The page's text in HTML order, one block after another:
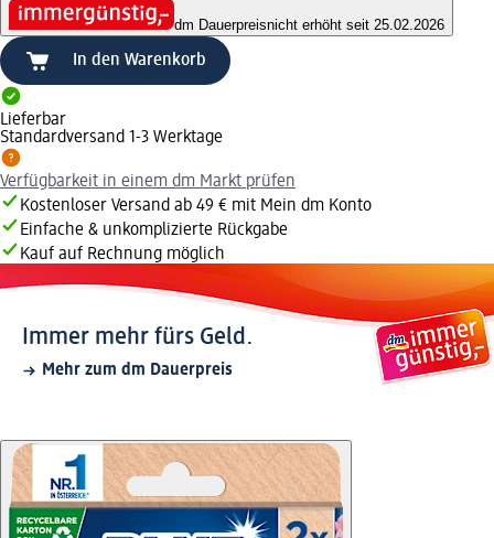
dm Dauerpreisnicht erhöht seit 25.02.2026
In den Warenkorb
Lieferbar
Standardversand 1-3 Werktage
Verfügbarkeit in einem dm Markt prüfen
Kostenloser Versand ab 49 € mit Mein dm Konto
Einfache & unkomplizierte Rückgabe
Kauf auf Rechnung möglich
Immer mehr fürs Geld.
Mehr zum dm Dauerpreis